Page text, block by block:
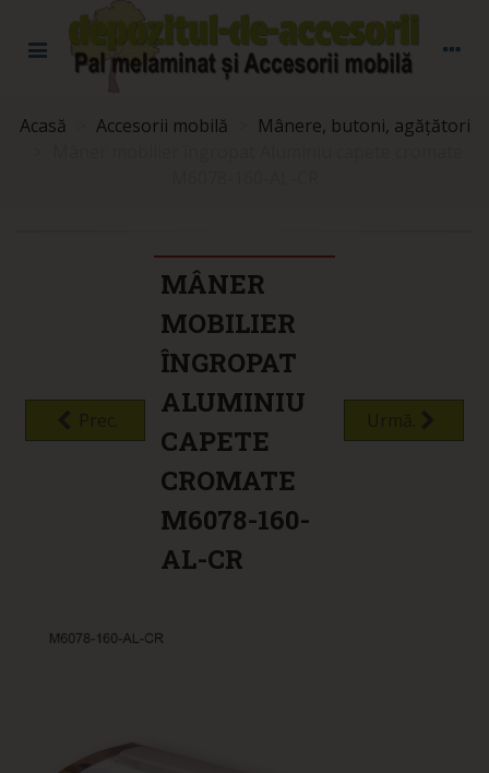
Acasă Accesorii mobilă
Mânere, butoni, agățători
MÂNER
MOBILIER
ÎNGROPAT
ALUMINIU
CAPETE
CROMATE
M6078-160-
AL-CR